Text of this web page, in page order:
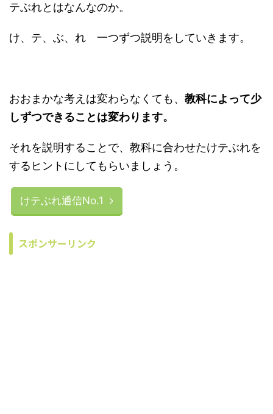
テぶれとはなんなのか。
け、テ、ぶ、れ 一つずつ説明をしていきます。
おおまかな考えは変わらなくても、 教科によって少
しずつできることは変わります。
それを説明することで、教科に合わせたけテぶれを
するヒントにしてもらいましょう。
けテぶれ通信No.1
スポンサーリンク